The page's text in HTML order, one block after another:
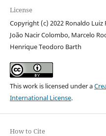
License
Copyright (c) 2022 Ronaldo Luiz
João Nacir Colombo, Marcelo
Henrique Teodoro Barth
This work is licensed under a
International License.
How to Cite